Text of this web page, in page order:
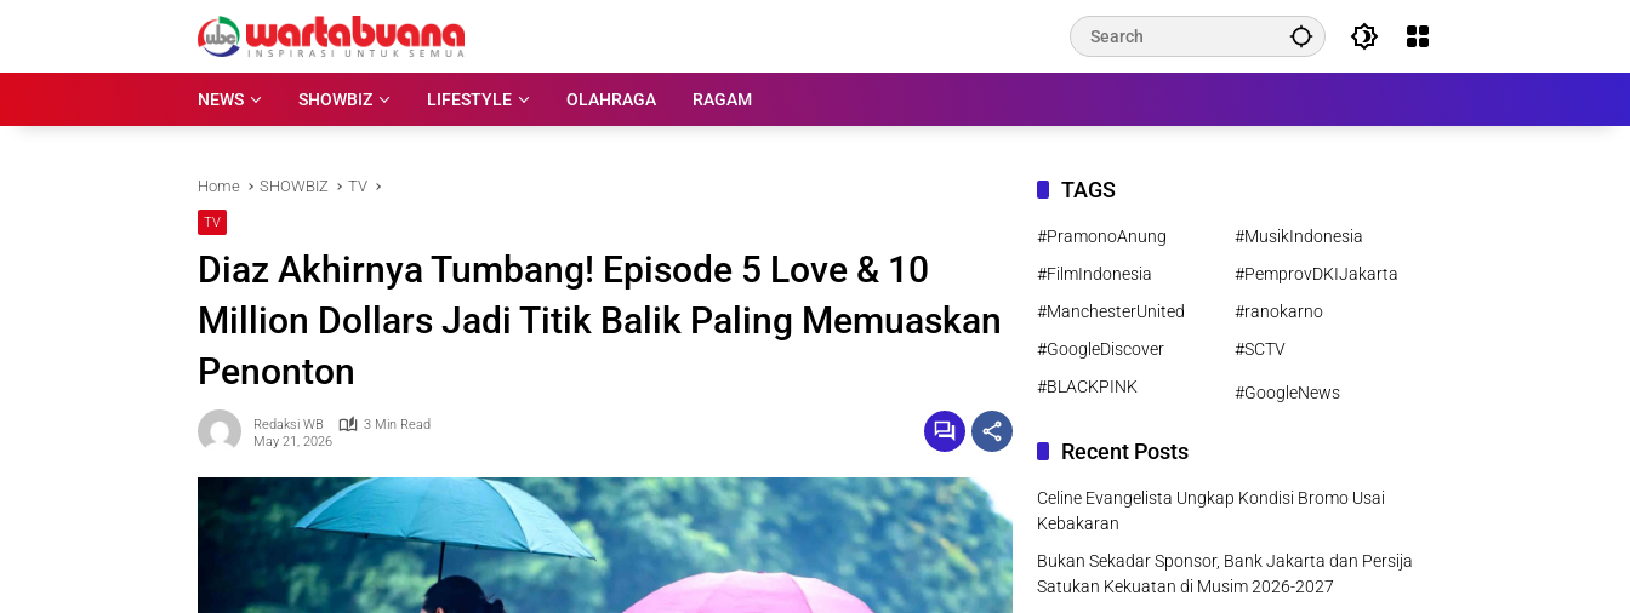
NEWS
SHOWBIZ LIFESTYLE OLAHRAGA RAGAM
Home SHOWBIZ TV
TV
Diaz Akhirnya Tumbang! Episode 5 Love & 10
Million Dollars Jadi Titik Balik Paling Memuaskan
Penonton
Redaksi WB
3 Min Read
May 21, 2026
TAGS
#PramonoAnung
#MusikIndonesia
#FilmIndonesia
#PemprovDKIJakarta
#ManchesterUnited
#ranokarno
#GoogleDiscover
#SCTV
#BLACKPINK
#GoogleNews
Recent Posts
Celine Evangelista Ungkap Kondisi Bromo Usai
Kebakaran
Bukan Sekadar Sponsor, Bank Jakarta dan Persija
Satukan Kekuatan di Musim 2026-2027